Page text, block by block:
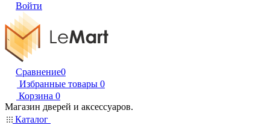
Войти
Сравнение0
Избранные товары 0
Корзина 0
Магазин дверей и аксессуаров.
Каталог